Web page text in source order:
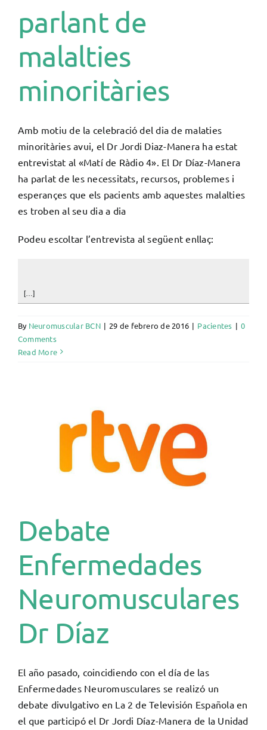
parlant de
malalties
minoritàries
Amb motiu de la celebració del dia de malaties
minoritàries avui, el Dr Jordi Diaz-Manera ha estat
entrevistat al «Matí de Ràdio 4». El Dr Díaz-Manera
ha parlat de les necessitats, recursos, problemes i
esperançes que els pacients amb aquestes malalties
es troben al seu dia a dia
Podeu escoltar l’entrevista al següent enllaç:
[…]
By Neuromuscular BCN | 29 de febrero de 2016 | Pacientes | 0
Comments
Read More
Debate
Enfermedades
Neuromusculares
Dr Díaz
El año pasado, coincidiendo con el día de las
Enfermedades Neuromusculares se realizó un
debate divulgativo en La 2 de Televisión Española en
el que participó el Dr Jordi Díaz-Manera de la Unidad